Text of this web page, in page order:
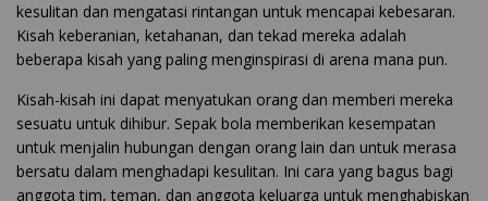
kesulitan dan mengatasi rintangan untuk mencapai kebesaran.
Kisah keberanian, ketahanan, dan tekad mereka adalah
beberapa kisah yang paling menginspirasi di arena mana pun.
Kisah-kisah ini dapat menyatukan orang dan memberi mereka
sesuatu untuk dihibur. Sepak bola memberikan kesempatan
untuk menjalin hubungan dengan orang lain dan untuk merasa
bersatu dalam menghadapi kesulitan. Ini cara yang bagus bagi
anggota tim, teman, dan anggota keluarga untuk menghabiskan